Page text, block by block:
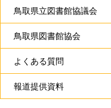
鳥取県立図書館協議会
鳥取県図書館協会
よくある質問
報道提供資料